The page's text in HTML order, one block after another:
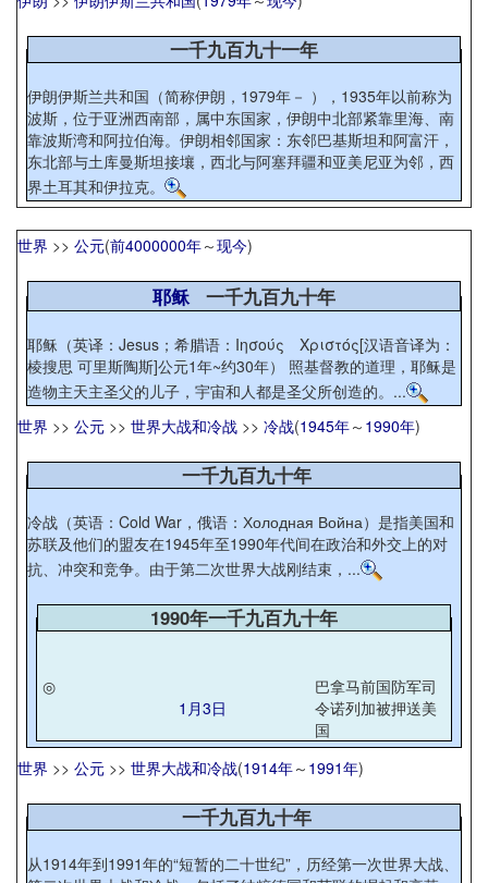
一千九百九十一年
伊朗伊斯兰共和国（简称伊朗，1979年－ ），1935年以前称为
波斯，位于亚洲西南部，属中东国家，伊朗中北部紧靠里海、南
靠波斯湾和阿拉伯海。伊朗相邻国家：东邻巴基斯坦和阿富汗，
东北部与土库曼斯坦接壤，西北与阿塞拜疆和亚美尼亚为邻，西
界土耳其和伊拉克。
世界 >> 公元(前4000000年～现今)
耶稣一千九百九十年
耶稣（英译：Jesus；希腊语：Ιησούς Χριστός[汉语音译为：
棱搜思 可里斯陶斯]公元1年~约30年） 照基督教的道理，耶稣是
造物主天主圣父的儿子，宇宙和人都是圣父所创造的。...
世界 >> 公元 >> 世界大战和冷战 >> 冷战(1945年～ 1990年)
一千九百九十年
冷战（英语：Cold War，俄语：Холодная Война）是指美国和
苏联及他们的盟友在1945年至1990年代间在政治和外交上的对
抗、冲突和竞争。由于第二次世界大战刚结束，...
1990年一千九百九十年
◎
1月3日
巴拿马前国防军司
令诺列加被押送美
国
世界 >> 公元 >> 世界大战和冷战(1914年～ 1991年)
一千九百九十年
从1914年到1991年的“短暂的二十世纪”，历经第一次世界大战、